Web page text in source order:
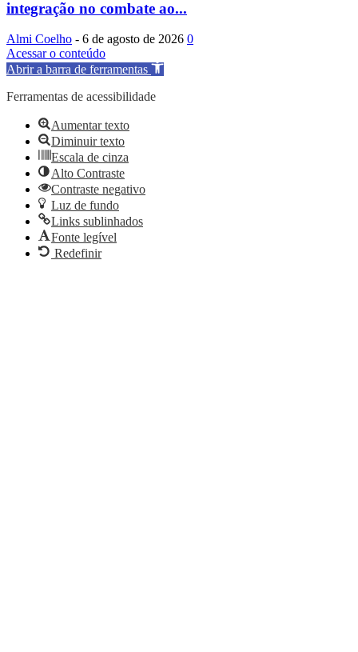
integração no combate ao...
Almi Coelho - 6 de agosto de 2026 0
Acessar o conteúdo
Abrir a barra de ferramentas
Ferramentas de acessibilidade
Aumentar texto
Diminuir texto
Escala de cinza
Alto Contraste
Contraste negativo
Luz de fundo
Links sublinhados
Fonte legível
Redefinir